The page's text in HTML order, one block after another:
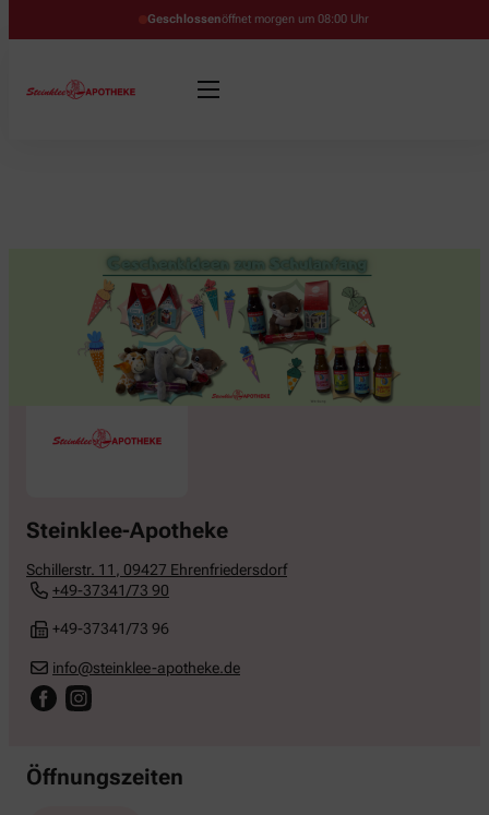
Geschlossenöffnet morgen um 08:00 Uhr
Steinklee-Apotheke
Schillerstr. 11 09427 Ehrenfriedersdorf
+49-37341/73 90
+49-37341/73 96
info@steinklee-apotheke.de
Öffnungszeiten